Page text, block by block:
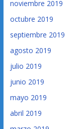
noviembre 2019
octubre 2019
septiembre 2019
agosto 2019
julio 2019
junio 2019
mayo 2019
abril 2019